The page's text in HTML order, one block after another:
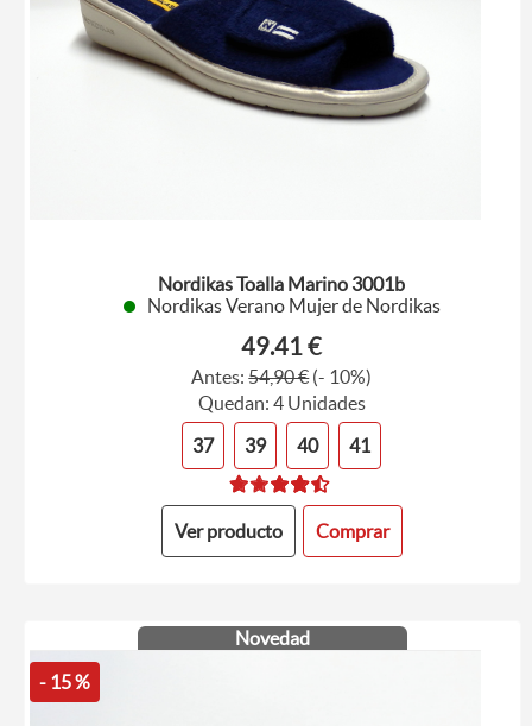
Nordikas Toalla Marino 3001b
Nordikas Verano Mujer de Nordikas
49.41 €
Antes:54,90 €(- 10%)
Quedan: 4 Unidades
37
39 40 41
Ver producto Comprar
Novedad
- 15 %